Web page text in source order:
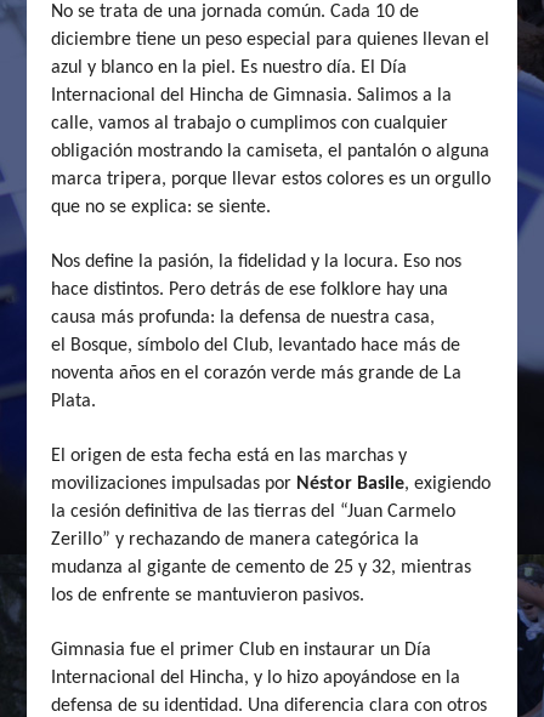
No se trata de una jornada común. Cada 10 de
diciembre tiene un peso especial para quienes llevan el
azul y blanco en la piel. Es nuestro día. El Día
Internacional del Hincha de Gimnasia. Salimos a la
calle, vamos al trabajo o cumplimos con cualquier
obligación mostrando la camiseta, el pantalón o alguna
marca tripera, porque llevar estos colores es un orgullo
que no se explica: se siente.
Nos define la pasión, la fidelidad y la locura. Eso nos
hace distintos. Pero detrás de ese folklore hay una
causa más profunda: la defensa de nuestra casa,
el Bosque, símbolo del Club, levantado hace más de
noventa años en el corazón verde más grande de La
Plata.
El origen de esta fecha está en las marchas y
movilizaciones impulsadas por Néstor Basile, exigiendo
la cesión definitiva de las tierras del “Juan Carmelo
Zerillo” y rechazando de manera categórica la
mudanza al gigante de cemento de 25 y 32, mientras
los de enfrente se mantuvieron pasivos.
Gimnasia fue el primer Club en instaurar un Día
Internacional del Hincha, y lo hizo apoyándose en la
defensa de su identidad. Una diferencia clara con otros